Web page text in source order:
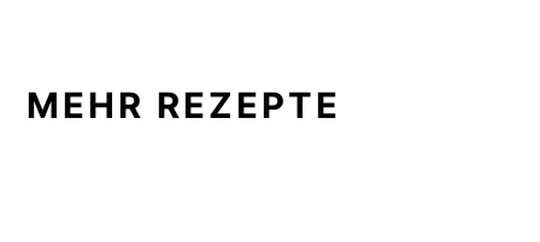
MEHR REZEPTE